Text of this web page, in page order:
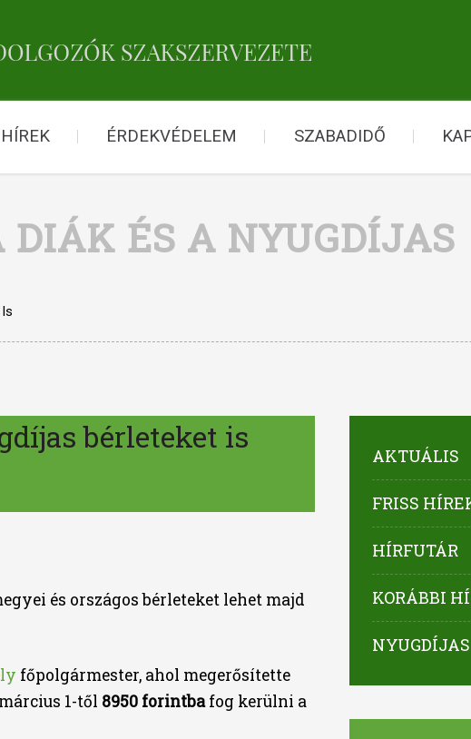
HÍREK ÉRDEKVÉDELEM SZABADIDŐ
ÉS A NYUGDÍJAS
bérleteket is
és országos bérleteket lehet majd
főpolgármester, ahol megerősítette
1-től 8950 forintbafog kerülni a
AKTUÁLIS
FRISS
HÍRFUTÁR
KORÁBBI